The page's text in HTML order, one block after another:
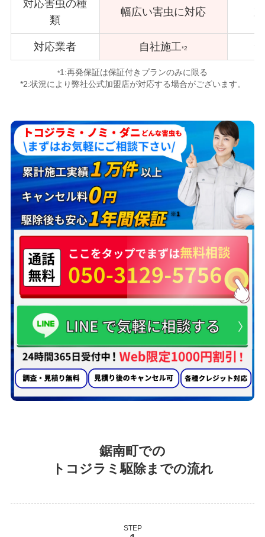
対応害虫の種
類
幅広い害虫に対応
対応業者 自社施工*2
*1:再発保証は保証付きプランのみに限る
*2:状況により弊社公式加盟店が対応する場合がございます。
鋸南町での
トコジラミ駆除までの流れ
STEP